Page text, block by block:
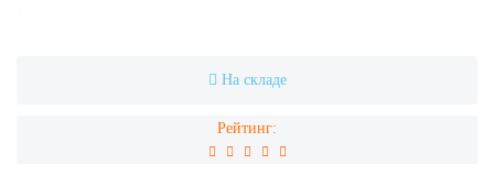
На складе
Рейтинг: